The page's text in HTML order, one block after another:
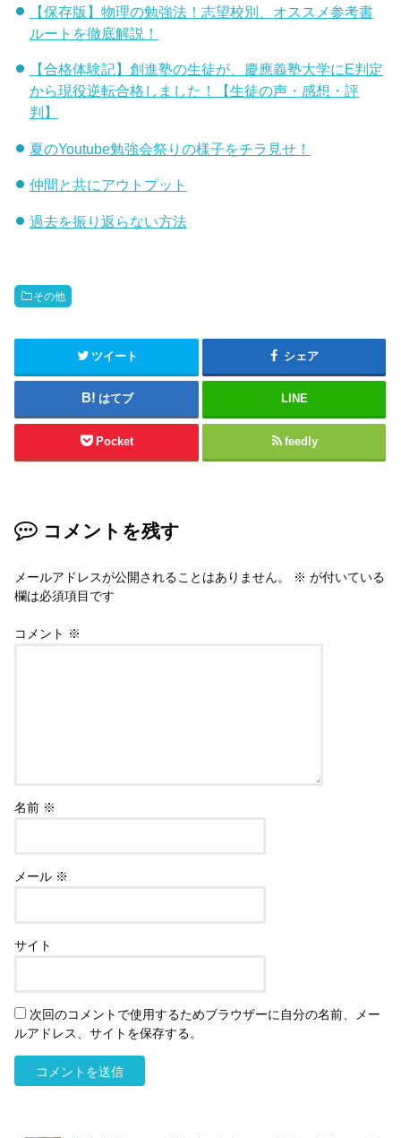
【保存版】物理の勉強法！志望校別、オススメ参考書
ルートを徹底解説！
【合格体験記】創進塾の生徒が、慶應義塾大学にE判定
から現役逆転合格しました！【生徒の声・感想・評
判】
夏のYoutube勉強会祭りの様子をチラ見せ！
仲間と共にアウトプット
過去を振り返らない方法
その他
ツイート シェア
はてブ LINE
Pocket feedly
コメントを残す
メールアドレスが公開されることはありません。 ※ が付いている
欄は必須項目です
コメント ※
名前 ※
メール ※
サイト
次回のコメントで使用するためブラウザーに自分の名前、メー
ルアドレス、サイトを保存する。